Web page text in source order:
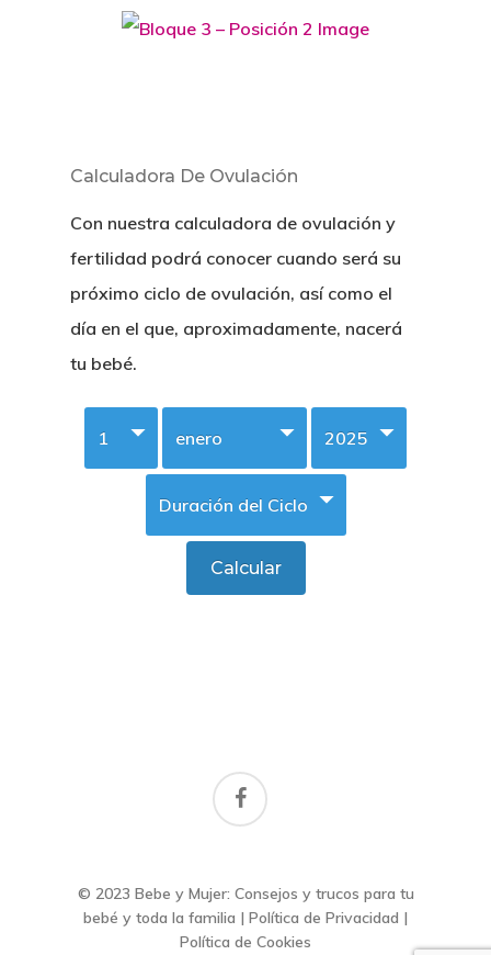
Calculadora De Ovulación
Con nuestra calculadora de ovulación y
fertilidad podrá conocer cuando será su
próximo ciclo de ovulación, así como el
día en el que, aproximadamente, nacerá
tu bebé.
facebook
© 2023 Bebe y Mujer: Consejos y trucos para tu
bebé y toda la familia | Política de Privacidad |
Política de Cookies